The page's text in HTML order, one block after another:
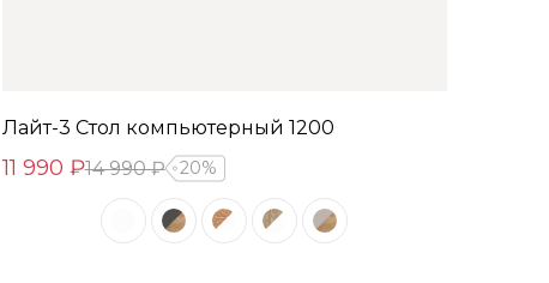
Лайт-3 Стол компьютерный 1200
11 990 ₽14 990 ₽ 20%